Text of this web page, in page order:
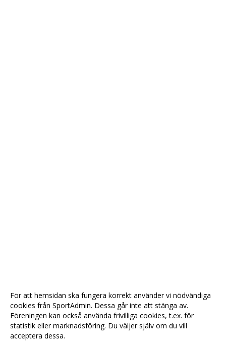
För att hemsidan ska fungera korrekt använder vi nödvändiga
cookies från SportAdmin. Dessa går inte att stänga av.
Föreningen kan också använda frivilliga cookies, t.ex. för
statistik eller marknadsföring. Du väljer själv om du vill
acceptera dessa.